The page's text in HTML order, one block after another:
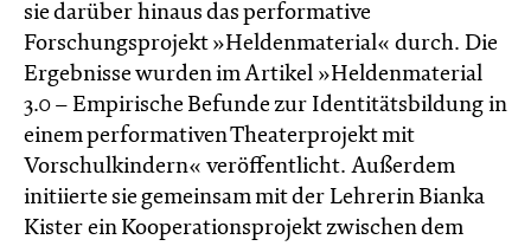
sie darüber hinaus das performative
Forschungsprojekt »Heldenmaterial« durch. Die
Ergebnisse wurden im Artikel »Heldenmaterial
3.0 – Empirische Befunde zur Identitätsbildung in
einem performativen Theaterprojekt mit
Vorschulkindern« veröffentlicht. Außerdem
initiierte sie gemeinsam mit der Lehrerin Bianka
Kister ein Kooperationsprojekt zwischen dem